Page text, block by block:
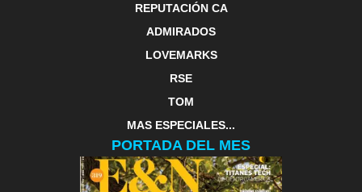
REPUTACIÓN CA
ADMIRADOS
LOVEMARKS
RSE
TOM
MAS ESPECIALES...
PORTADA DEL MES